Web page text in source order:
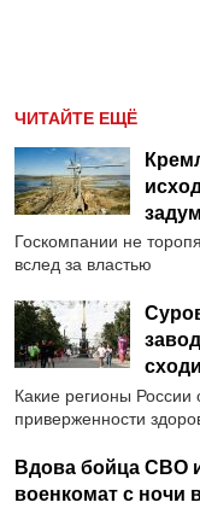
ЧИТАЙТЕ ЕЩЁ
Госкомпании не
вслед за властью
Какие регионы России
приверженности
Вдова бойца СВО
военкомат с ночи